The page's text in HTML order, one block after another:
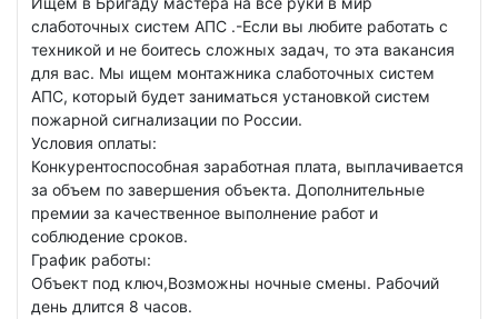
слаботочных систем АПС .-Если вы любите работать с
техникой и не боитесь сложных задач, то эта вакансия
для вас. Мы ищем монтажника слаботочных систем
АПС, который будет заниматься установкой систем
пожарной сигнализации по России.
Условия оплаты:
Конкурентоспособная заработная плата, выплачивается
за объем по завершения объекта. Дополнительные
премии за качественное выполнение работ и
соблюдение сроков.
График работы:
Объект под ключ,Возможны ночные смены. Рабочий
день длится 8 часов.